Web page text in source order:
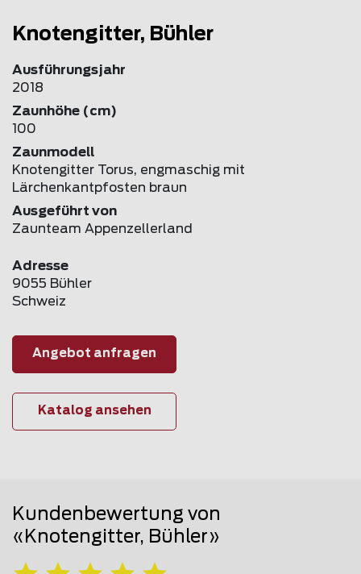
Knotengitter, Bühler
Ausführungsjahr
2018
Zaunhöhe (cm)
100
Zaunmodell
Knotengitter Torus, engmaschig mit
Lärchenkantpfosten braun
Ausgeführt von
Zaunteam Appenzellerland
Adresse
9055 Bühler
Schweiz
Angebot anfragen
Katalog ansehen
Kundenbewertung von
«Knotengitter, Bühler»